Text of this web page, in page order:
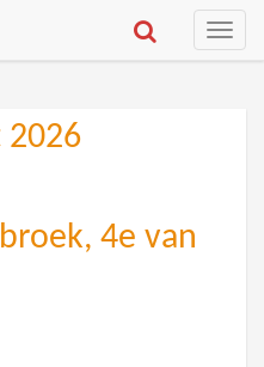
Toggle
2026
4e van